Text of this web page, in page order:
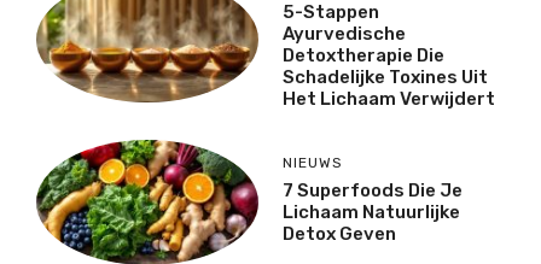
5-Stappen
Ayurvedische
Detoxtherapie Die
Schadelijke Toxines Uit
Het Lichaam Verwijdert
NIEUWS
7 Superfoods Die Je
Lichaam Natuurlijke
Detox Geven